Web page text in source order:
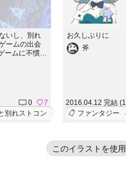
いし、別れ
ームの出会
ームに不慣れ
います。
ますので、
0
7
別れストコン
お久しぶりに
斧
2016.04.12 完結
ファンタジー
このイラストを使